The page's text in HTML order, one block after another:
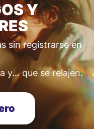
Y
sin registrarse en
y… que se relajen.